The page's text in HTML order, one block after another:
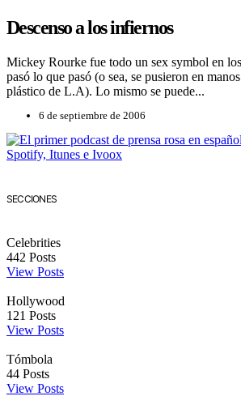
Descenso a los infiernos
Mickey Rourke fue todo un sex symbol en
pasó lo que pasó (o sea, se pusieron en
plástico de L.A). Lo mismo se puede...
6 de septiembre de 2006
SECCIONES
Celebrities
442 Posts
View Posts
Hollywood
121 Posts
View Posts
Tómbola
44 Posts
View Posts